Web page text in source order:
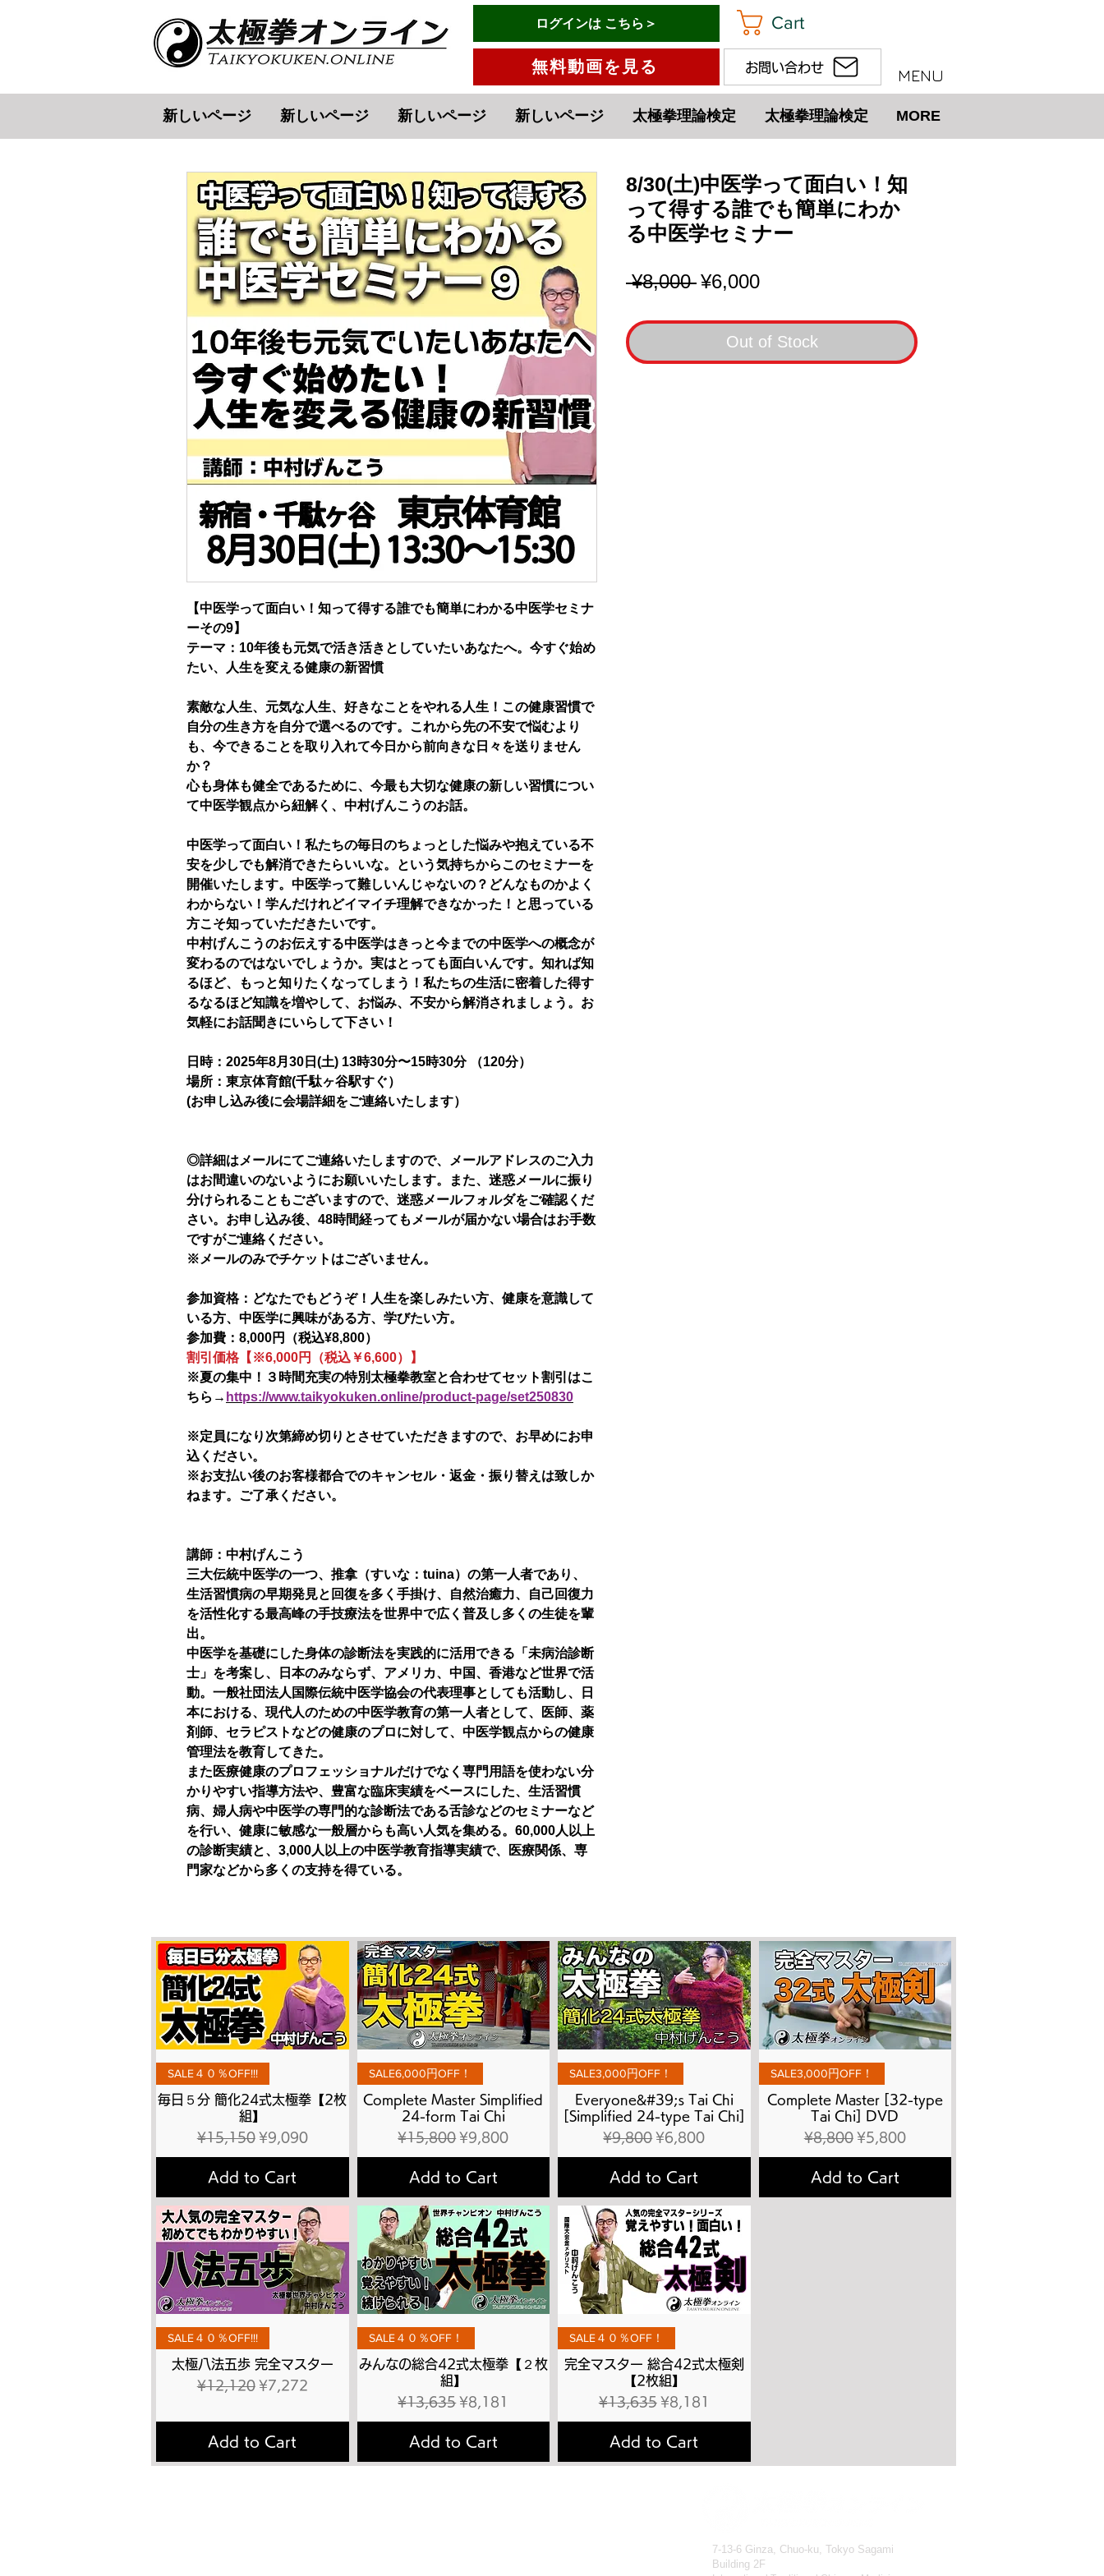
有料会員ログインはこちら→
ログインは こちら＞
無料動画を見る
Cart
お問い合わせ MENU
新しいページ 新しいページ 新しいページ 新しいページ 太極拳理論検定 太極拳理論検定 MORE
【中医学って面白い！知って得する誰でも簡単にわかる中医学セミナ
ーその9】
テーマ：10年後も元気で活き活きとしていたいあなたへ。今すぐ始め
たい、人生を変える健康の新習慣
素敵な人生、元気な人生、好きなことをやれる人生！この健康習慣で
自分の生き方を自分で選べるのです。これから先の不安で悩むより
も、今できることを取り入れて今日から前向きな日々を送りません
か？
心も身体も健全であるために、今最も大切な健康の新しい習慣につい
て中医学観点から紐解く、中村げんこうのお話。
中医学って面白い！私たちの毎日のちょっとした悩みや抱えている不
安を少しでも解消できたらいいな。という気持ちからこのセミナーを
開催いたします。中医学って難しいんじゃないの？どんなものかよく
わからない！学んだけれどイマイチ理解できなかった！と思っている
方こそ知っていただきたいです。
中村げんこうのお伝えする中医学はきっと今までの中医学への概念が
変わるのではないでしょうか。実はとっても面白いんです。知れば知
るほど、もっと知りたくなってしまう！私たちの生活に密着した得す
るなるほど知識を増やして、お悩み、不安から解消されましょう。お
気軽にお話聞きにいらして下さい！
日時：2025年8月30日(土) 13時30分〜15時30分 （120分）
場所：東京体育館(千駄ヶ谷駅すぐ）
(お申し込み後に会場詳細をご連絡いたします）
◎詳細はメールにてご連絡いたしますので、メールアドレスのご入力
はお間違いのないようにお願いいたします。また、迷惑メールに振り
分けられることもございますので、迷惑メールフォルダをご確認くだ
さい。お申し込み後、48時間経ってもメールが届かない場合はお手数
ですがご連絡ください。
※メールのみでチケットはございません。
参加資格：どなたでもどうぞ！人生を楽しみたい方、健康を意識して
いる方、中医学に興味がある方、学びたい方。
参加費：8,000円（税込¥8,800）
割引価格【※6,000円（税込￥6,600）】
※夏の集中！３時間充実の特別太極拳教室と合わせてセット割引はこ
ちら→ https://www.taikyokuken.online/product-page/set250830
※定員になり次第締め切りとさせていただきますので、お早めにお申
込ください。
※お支払い後のお客様都合でのキャンセル・返金・振り替えは致しか
ねます。ご了承ください。
講師：中村げんこう
三大伝統中医学の一つ、推拿（すいな：tuina）の第一人者であり、
生活習慣病の早期発見と回復を多く手掛け、自然治癒力、自己回復力
を活性化する最高峰の手技療法を世界中で広く普及し多くの生徒を輩
出。
中医学を基礎にした身体の診断法を実践的に活用できる「未病治診断
士」を考案し、日本のみならず、アメリカ、中国、香港など世界で活
動。一般社団法人国際伝統中医学協会の代表理事としても活動し、日
本における、現代人のための中医学教育の第一人者として、医師、薬
剤師、セラピストなどの健康のプロに対して、中医学観点からの健康
管理法を教育してきた。
また医療健康のプロフェッショナルだけでなく専門用語を使わない分
かりやすい指導方法や、豊富な臨床実績をベースにした、生活習慣
病、婦人病や中医学の専門的な診断法である舌診などのセミナーなど
を行い、健康に敏感な一般層からも高い人気を集める。60,000人以上
の診断実績と、3,000人以上の中医学教育指導実績で、医療関係、専
門家などから多くの支持を得ている。
8/30(土)中医学って面白い！知
って得する誰でも簡単にわか
る中医学セミナー
¥8,000 Regular
¥6,000Sale
Out of Stock
Quick View
SALE４０％OFF!!!
毎日５分 簡化24式太極拳【2枚
組】
Regular Price
¥15,150 Sale Price
¥9,090
Add to Cart
Quick View
SALE6,000円OFF！
Complete Master Simplified
24-form Tai Chi
Regular Price
¥15,800 Sale Price
¥9,800
Add to Cart
Quick View
SALE3,000円OFF！
Everyone&#39;s Tai Chi
[Simplified 24-type Tai Chi]
Regular Price
¥9,800 Sale Price
¥6,800
Add to Cart
Quick View
SALE3,000円OFF！
Complete Master [32-type
Tai Chi] DVD
Regular Price
¥8,800 Sale Price
¥5,800
Add to Cart
Quick View
SALE４０％OFF!!!
太極八法五歩 完全マスター
Regular Price
¥12,120 Sale Price
¥7,272
Add to Cart
Quick View
SALE４０％OFF！
みんなの総合42式太極拳【２枚
組】
Regular Price
¥13,635 Sale Price
¥8,181
Add to Cart
Quick View
SALE４０％OFF！
完全マスター 総合42式太極剣
【2枚組】
Regular Price
¥13,635 Sale Price
¥8,181
Add to Cart
7-13-6 Ginza, Chuo-ku, Tokyo Sagami
Building 2F